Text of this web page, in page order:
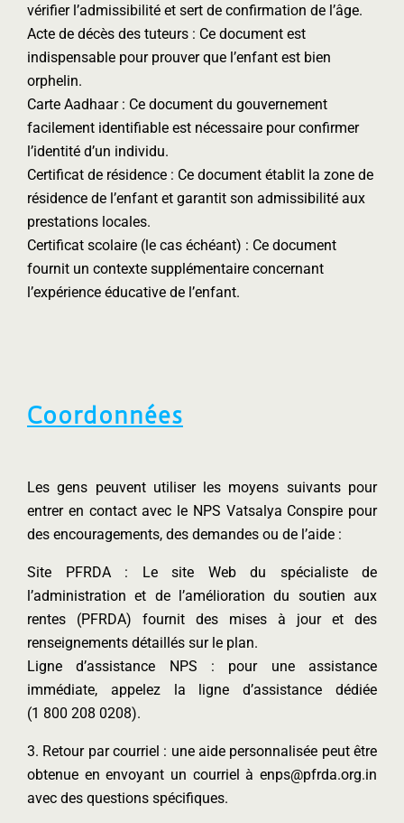
vérifier l’admissibilité et sert de confirmation de l’âge.
Acte de décès des tuteurs : Ce document est
indispensable pour prouver que l’enfant est bien
orphelin.
Carte Aadhaar : Ce document du gouvernement
facilement identifiable est nécessaire pour confirmer
l’identité d’un individu.
Certificat de résidence : Ce document établit la zone de
résidence de l’enfant et garantit son admissibilité aux
prestations locales.
Certificat scolaire (le cas échéant) : Ce document
fournit un contexte supplémentaire concernant
l’expérience éducative de l’enfant.
Coordonnées
Les gens peuvent utiliser les moyens suivants pour
entrer en contact avec le NPS Vatsalya Conspire pour
des encouragements, des demandes ou de l’aide :
Site PFRDA : Le site Web du spécialiste de
l’administration et de l’amélioration du soutien aux
rentes (PFRDA) fournit des mises à jour et des
renseignements détaillés sur le plan.
Ligne d’assistance NPS : pour une assistance
immédiate, appelez la ligne d’assistance dédiée
(1 800 208 0208).
3. Retour par courriel : une aide personnalisée peut être
obtenue en envoyant un courriel à enps@pfrda.org.in
avec des questions spécifiques.